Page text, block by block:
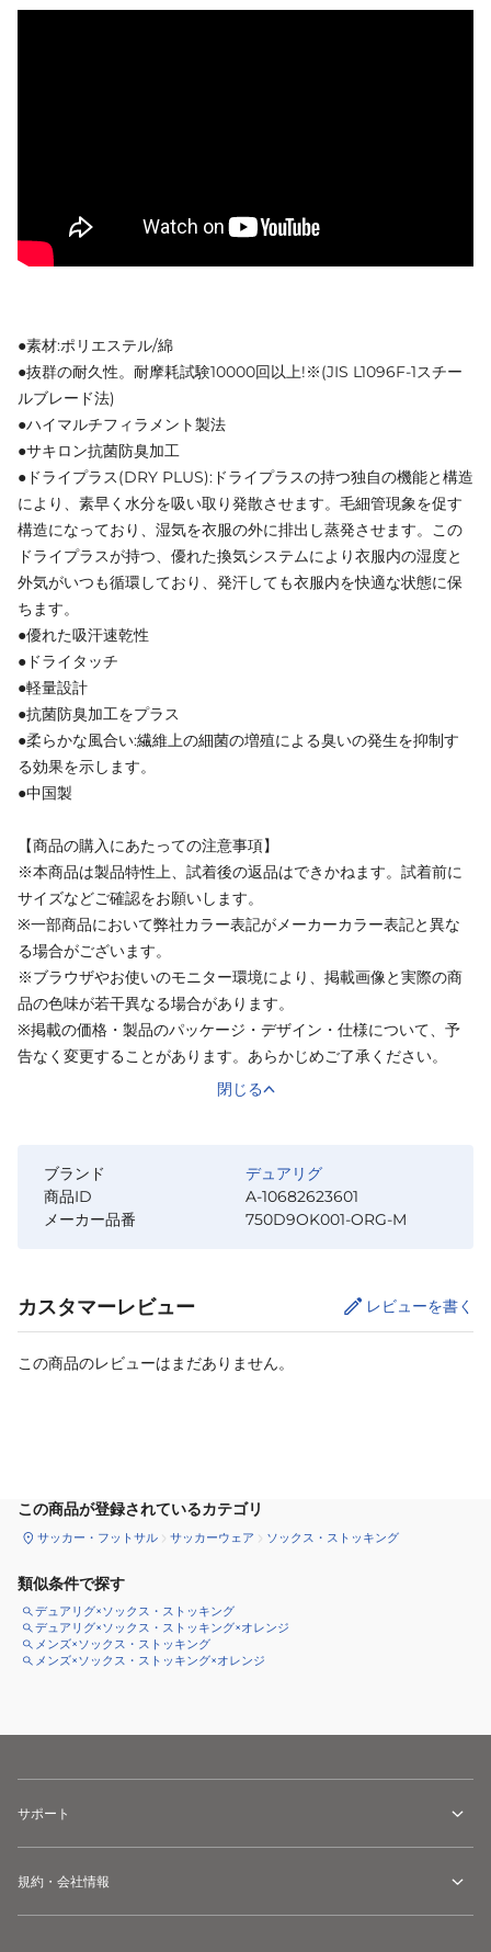
●素材:ポリエステル/綿
●抜群の耐久性。耐摩耗試験10000回以上!※(JIS L1096F-1スチー
ルブレード法)
●ハイマルチフィラメント製法
●サキロン抗菌防臭加工
●ドライプラス(DRY PLUS):ドライプラスの持つ独自の機能と構造
により、素早く水分を吸い取り発散させます。毛細管現象を促す
構造になっており、湿気を衣服の外に排出し蒸発させます。この
ドライプラスが持つ、優れた換気システムにより衣服内の湿度と
外気がいつも循環しており、発汗しても衣服内を快適な状態に保
ちます。
●優れた吸汗速乾性
●ドライタッチ
●軽量設計
●抗菌防臭加工をプラス
●柔らかな風合い:繊維上の細菌の増殖による臭いの発生を抑制す
る効果を示します。
●中国製
【商品の購入にあたっての注意事項】
※本商品は製品特性上、試着後の返品はできかねます。試着前に
サイズなどご確認をお願いします。
※一部商品において弊社カラー表記がメーカーカラー表記と異な
る場合がございます。
※ブラウザやお使いのモニター環境により、掲載画像と実際の商
品の色味が若干異なる場合があります。
※掲載の価格・製品のパッケージ・デザイン・仕様について、予
告なく変更することがあります。あらかじめご了承ください。
閉じる
ブランド
デュアリグ
商品ID
A-10682623601
メーカー品番
750D9OK001-ORG-M
カスタマーレビュー レビューを書く
この商品のレビューはまだありません。
この商品が登録されているカテゴリ
サッカー・フットサル サッカーウェア ソックス・ストッキング
類似条件で探す
デュアリグ×ソックス・ストッキング
デュアリグ×ソックス・ストッキング×オレンジ
メンズ×ソックス・ストッキング
メンズ×ソックス・ストッキング×オレンジ
サポート
規約・会社情報